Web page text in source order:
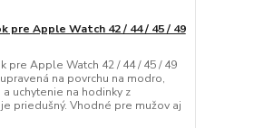
pre Apple Watch 42 / 44 / 45 / 49
pre Apple Watch 42 / 44 / 45 / 49
na povrchu na modro,
uchytenie na hodinky z
priedušný. Vhodné pre mužov aj